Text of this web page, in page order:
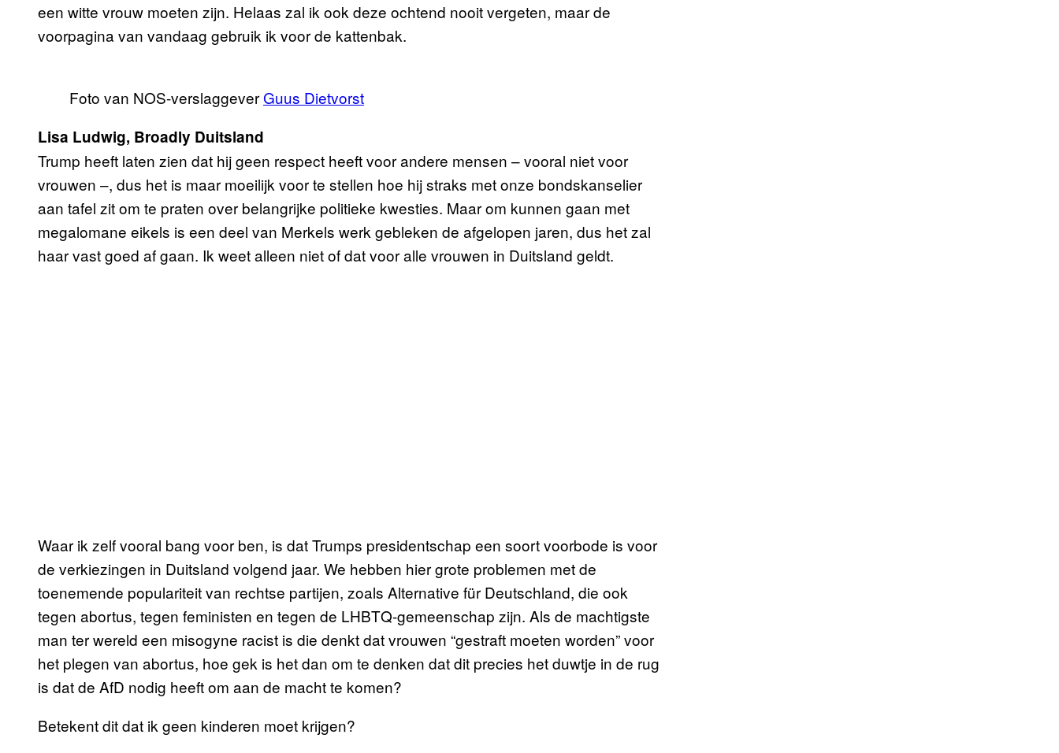
een witte vrouw moeten zijn. Helaas zal ik ook deze ochtend nooit vergeten, maar de
voorpagina van vandaag gebruik ik voor de kattenbak.
Foto van NOS-verslaggever Guus Dietvorst
Lisa Ludwig, Broadly Duitsland
Trump heeft laten zien dat hij geen respect heeft voor andere mensen – vooral niet voor
vrouwen –, dus het is maar moeilijk voor te stellen hoe hij straks met onze bondskanselier
aan tafel zit om te praten over belangrijke politieke kwesties. Maar om kunnen gaan met
megalomane eikels is een deel van Merkels werk gebleken de afgelopen jaren, dus het zal
haar vast goed af gaan. Ik weet alleen niet of dat voor alle vrouwen in Duitsland geldt.
Waar ik zelf vooral bang voor ben, is dat Trumps presidentschap een soort voorbode is voor
de verkiezingen in Duitsland volgend jaar. We hebben hier grote problemen met de
toenemende populariteit van rechtse partijen, zoals Alternative für Deutschland, die ook
tegen abortus, tegen feministen en tegen de LHBTQ-gemeenschap zijn. Als de machtigste
man ter wereld een misogyne racist is die denkt dat vrouwen “gestraft moeten worden” voor
het plegen van abortus, hoe gek is het dan om te denken dat dit precies het duwtje in de rug
is dat de AfD nodig heeft om aan de macht te komen?
Betekent dit dat ik geen kinderen moet krijgen?